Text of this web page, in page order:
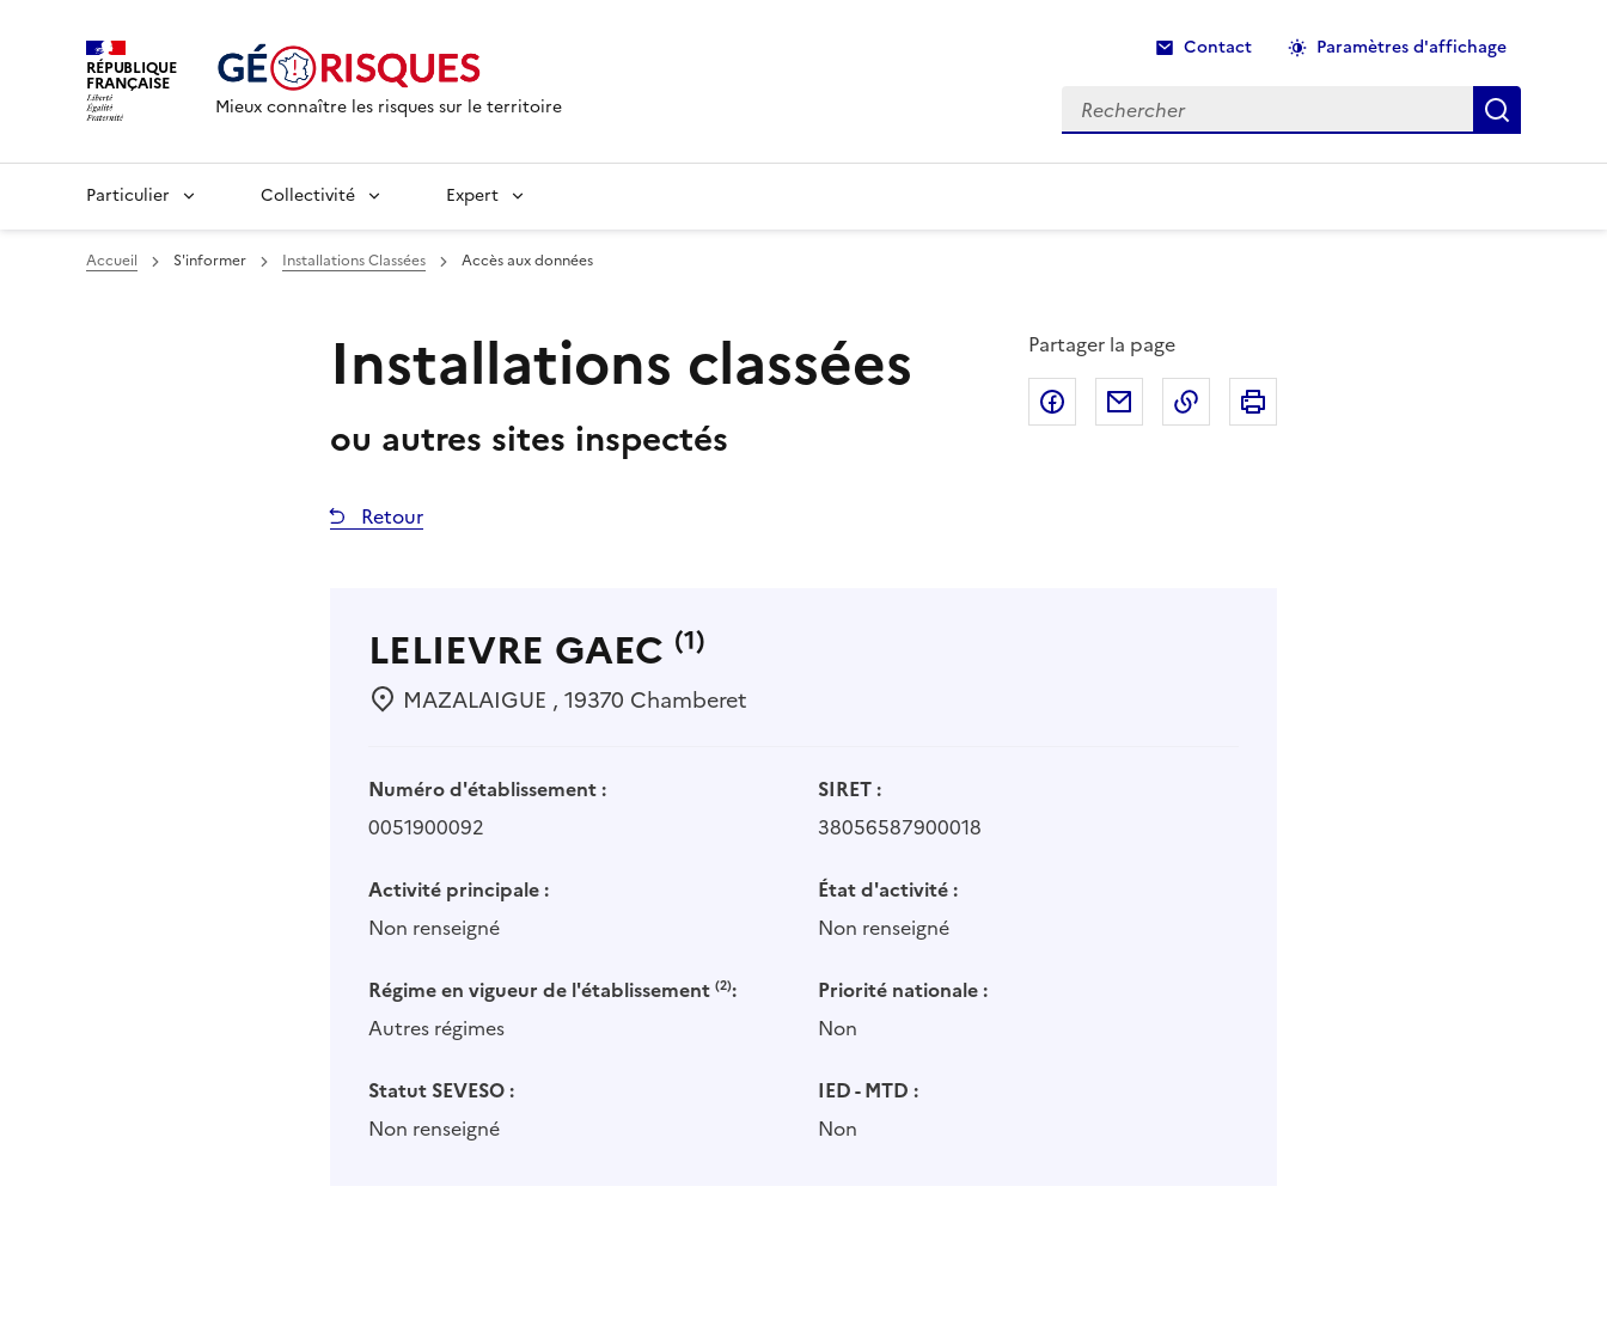
RÉPUBLIQUE
FRANÇAISE
Mieux connaître les risques sur le territoire
Contact Paramètres d'affichage
Rechercher
Recherche
Particulier Collectivité Expert
Accueil S'informer Installations Classées Accès aux données
Installations classées
ou autres sites inspectés
Partager la page
Partager sur Facebook
Partager par emailCopier dans le presse-papier
Retour
LELIEVRE GAEC (1)
MAZALAIGUE , 19370 Chamberet
Numéro d'établissement :
0051900092
SIRET :
38056587900018
Activité principale :
Non renseigné
État d'activité :
Non renseigné
Régime en vigueur de l'établissement (2):
Autres régimes
Priorité nationale :
Non
Statut SEVESO :
Non renseigné
IED - MTD :
Non